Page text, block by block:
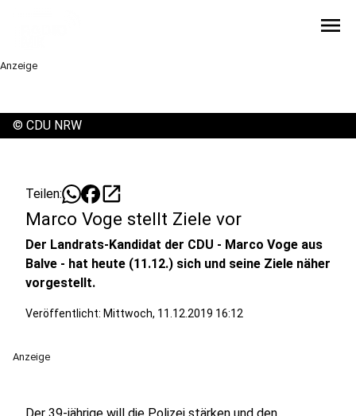
menu
Anzeige
© CDU NRW
Teilen: open_in_new
Marco Voge stellt Ziele vor
Der Landrats-Kandidat der CDU - Marco Voge aus
Balve - hat heute (11.12.) sich und seine Ziele näher
vorgestellt.
Veröffentlicht: Mittwoch, 11.12.2019 16:12
Anzeige